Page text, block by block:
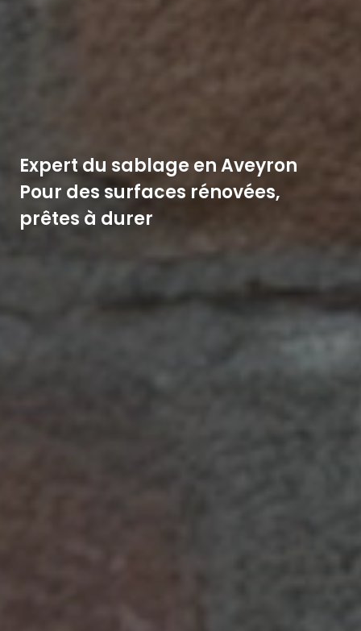
Expert du sablage en Aveyron
Pour des surfaces rénovées,
prêtes à durer